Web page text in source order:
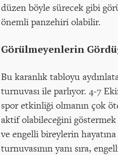
düzen böyle sürecek gibi
önemli panzehiri olabilir.
Görülmeyenlerin
Bu karanlık tabloyu
turnuvası ile parlıyor. 4-7
spor etkinliği olmanın çok
aktif olabileceğini
ve engelli bireylerin
turnuvasının yanı sıra,